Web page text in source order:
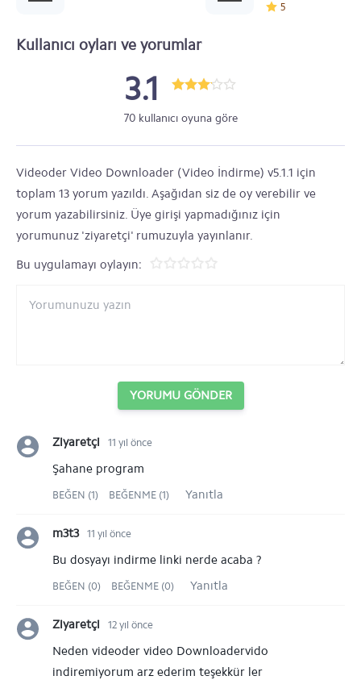
5
Kullanıcı oyları ve yorumlar
3.1
70 kullanıcı oyuna göre
Videoder Video Downloader (Video İndirme) v5.1.1 için
toplam 13 yorum yazıldı. Aşağıdan siz de oy verebilir ve
yorum yazabilirsiniz. Üye girişi yapmadığınız için
yorumunuz 'ziyaretçi' rumuzuyla yayınlanır.
Bu uygulamayı oylayın:
YORUMU GÖNDER
Ziyaretçi 11 yıl önce
Şahane program
BEĞEN (1) BEĞENME (1) Yanıtla
m3t3 11 yıl önce
Bu dosyayı indirme linki nerde acaba ?
BEĞEN (0) BEĞENME (0) Yanıtla
Ziyaretçi 12 yıl önce
Neden videoder video Downloadervido
indiremiyorum arz ederim teşekkür ler